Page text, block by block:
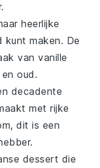
heerlijke
kunt maken. De
vanvanille
oud.
decadente
met rijke
, dit is een
dessert die